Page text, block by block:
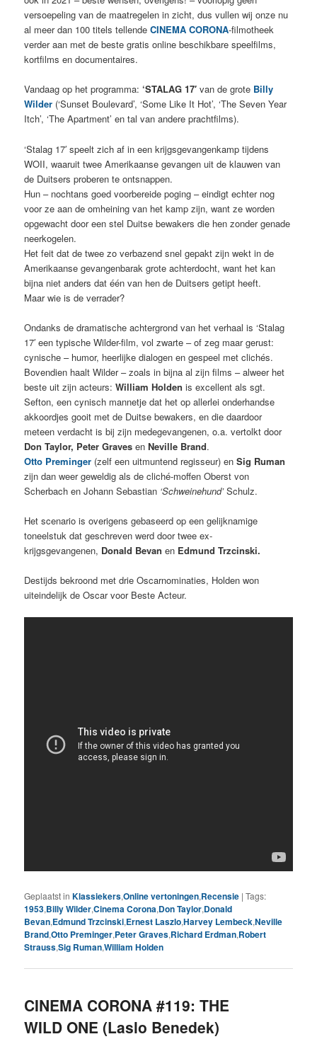
versoepeling van de maatregelen in zicht, dus vullen wij onze nu
al meer dan 100 titels tellendeCINEMA CORONA-filmotheek
verder aan met de beste gratis online beschikbare speelfilms,
kortfilms en documentaires.
Vandaag op het programma:‘STALAG 17′ van de grote Billy
Wilder (‘Sunset Boulevard’, ‘Some Like It Hot’, ‘The Seven Year
Itch’, ‘The Apartment’ en tal van andere prachtfilms).
‘Stalag 17′ speelt zich af in een krijgsgevangenkamp tijdens
WOII, waaruit twee Amerikaanse gevangen uit de klauwen van
de Duitsers proberen te ontsnappen.
Hun – nochtans goed voorbereide poging – eindigt echter nog
voor ze aan de omheining van het kamp zijn, want ze worden
opgewacht door een stel Duitse bewakers die hen zonder genade
neerkogelen.
Het feit dat de twee zo verbazend snel gepakt zijn wekt in de
Amerikaanse gevangenbarak grote achterdocht, want het kan
bijna niet anders dat één van hen de Duitsers getipt heeft.
Maar wie is de verrader?
Ondanks de dramatische achtergrond van het verhaal is ‘Stalag
17′ een typische Wilder-film, vol zwarte – of zeg maar gerust:
cynische – humor, heerlijke dialogen en gespeel met clichés.
Bovendien haalt Wilder – zoals in bijna al zijn films – alweer het
beste uit zijn acteurs:William Holden is excellent als sgt.
Sefton, een cynisch mannetje dat het op allerlei onderhandse
akkoordjes gooit met de Duitse bewakers, en die daardoor
meteen verdacht is bij zijn medegevangenen, o.a. vertolkt door
Don Taylor, Peter Graves enNeville Brand.
Otto Preminger (zelf een uitmuntend regisseur) enSig Ruman
zijn dan weer geweldig als de cliché-moffen Oberst von
Scherbach en Johann Sebastian ‘Schweinehund’Schulz.
Het scenario is overigens gebaseerd op een gelijknamige
toneelstuk dat geschreven werd door twee ex-
krijgsgevangenen, Donald Bevan en Edmund Trzcinski.
Destijds bekroond met drie Oscarnominaties, Holden won
uiteindelijk de Oscar voor Beste Acteur.
Geplaatst in Klassiekers,Online vertoningen,Recensie |Tags:
1953,Billy Wilder,Cinema Corona,Don Taylor,Donald
Bevan,Edmund Trzcinski,Ernest Laszlo,Harvey Lembeck,Neville
Brand,Otto Preminger,Peter Graves,Richard Erdman,Robert
Strauss,Sig Ruman,William Holden
CINEMA CORONA #119: THE
WILD ONE (Laslo Benedek)